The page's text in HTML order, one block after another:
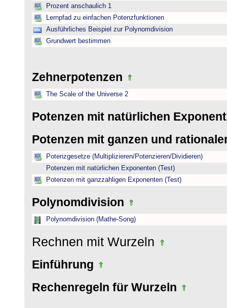
Prozent anschaulich 1
Lernpfad zu einfachen Potenzfunktionen
Ausführliches Beispiel zur Polynomdivision
Grundwert bestimmen
Zehnerpotenzen
The Scale of the Universe 2
Potenzen mit natürlichen
Potenzen mit ganzen und
Potenzgesetze (Multiplizieren/Potenzieren/Dividieren)
Potenzen mit natürlichen Exponenten (Test)
Potenzen mit ganzzahligen Exponenten (Test)
Polynomdivision
Polynomdivision (Mathe-Song)
Rechnen mit Wurzeln
Einführung
Rechenregeln für Wurzeln